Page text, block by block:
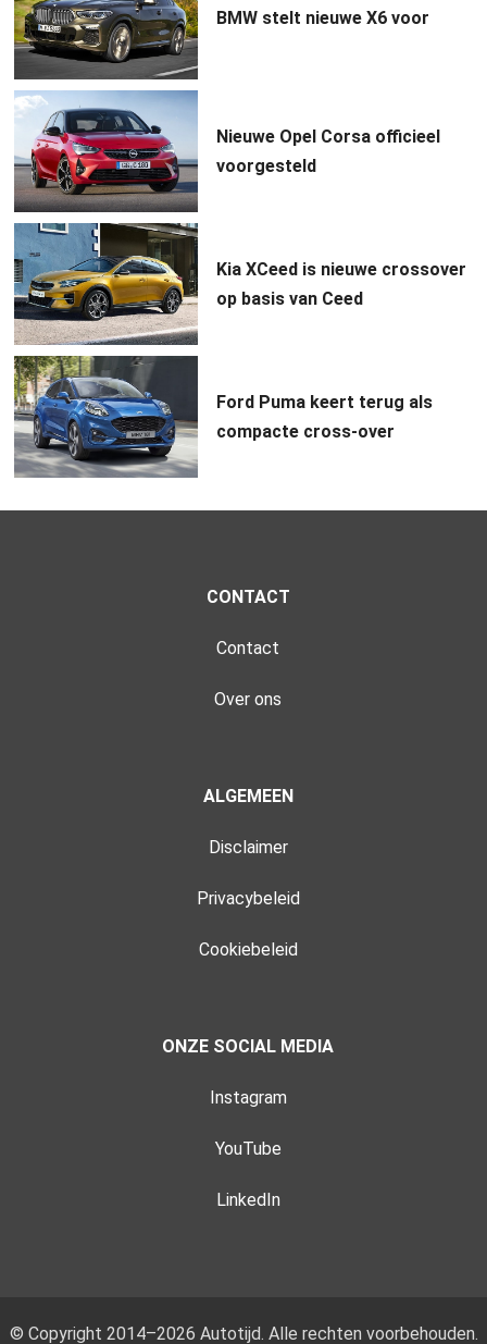
BMW stelt nieuwe X6 voor
Nieuwe Opel Corsa officieel
voorgesteld
Kia XCeed is nieuwe crossover
op basis van Ceed
Ford Puma keert terug als
compacte cross-over
CONTACT
Contact
Over ons
ALGEMEEN
Disclaimer
Privacybeleid
Cookiebeleid
ONZE SOCIAL MEDIA
Instagram
YouTube
LinkedIn
© Copyright 2014–2026 Autotijd. Alle rechten voorbehouden.